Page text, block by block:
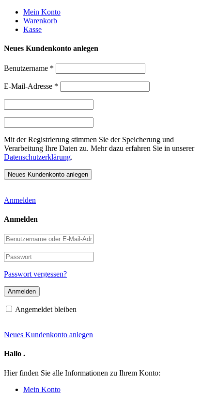
Weiter
zum
Inhalt
Mein Konto
Warenkorb
Kasse
Neues Kundenkonto anlegen
Benutzername *
E-Mail-Adresse *
Mit der Registrierung stimmen Sie der Speicherung und
Verarbeitung Ihre Daten zu. Mehr dazu erfahren Sie in unserer
Datenschutzerklärung.
Anmelden
Anmelden
Benutzername
oder
E-
Mail-
Adresse
Passwort
Passwort vergessen?
Angemeldet bleiben
Neues Kundenkonto anlegen
Hallo .
Hier finden Sie alle Informationen zu Ihrem Konto:
Mein Konto